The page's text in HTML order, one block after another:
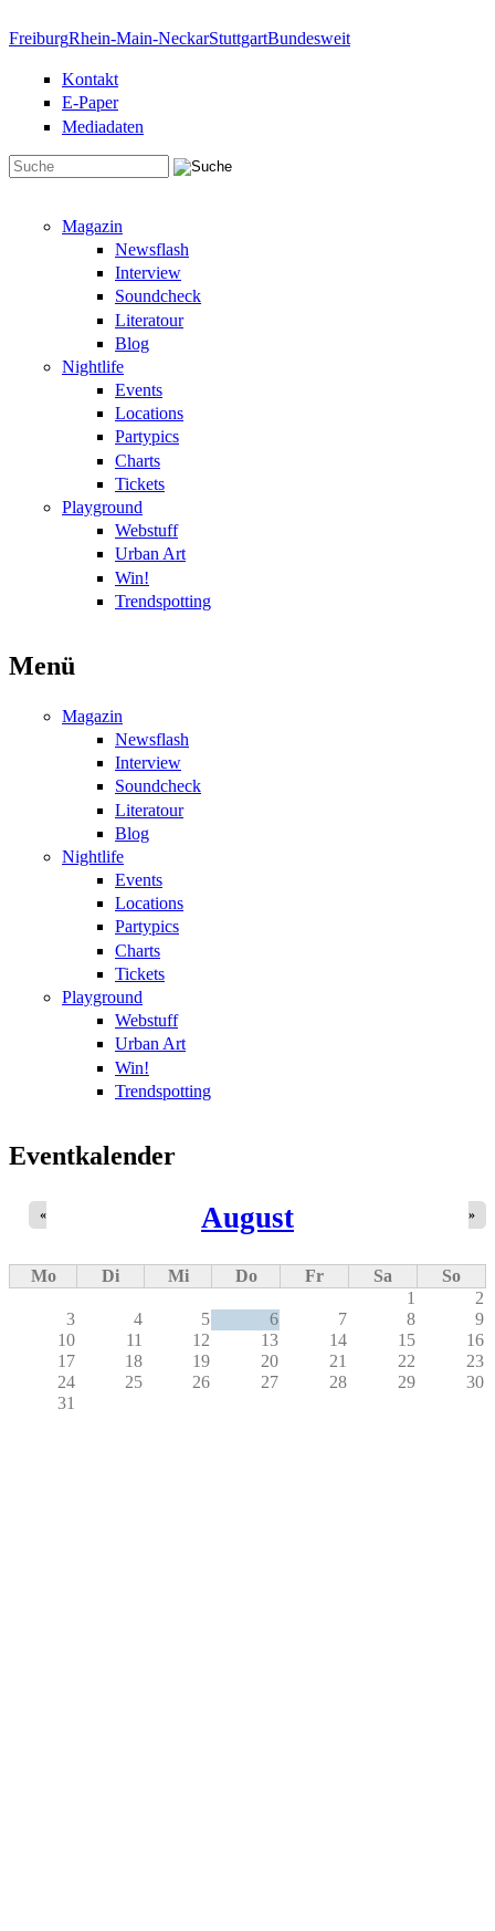
FreiburgRhein-Main-NeckarStuttgartBundesweit
Kontakt
E-Paper
Mediadaten
Magazin
Newsflash
Interview
Soundcheck
Literatour
Blog
Nightlife
Events
Locations
Partypics
Charts
Tickets
Playground
Webstuff
Urban Art
Win!
Trendspotting
Menü
Magazin
Newsflash
Interview
Soundcheck
Literatour
Blog
Nightlife
Events
Locations
Partypics
Charts
Tickets
Playground
Webstuff
Urban Art
Win!
Trendspotting
Eventkalender
August
« »
Mo Di Mi Do Fr Sa
So
1
2
3
4 5 6 7 8
9
10
11 12 13 14 15
16
17
18 19 20 21 22
23
24
25 26 27 28 29
30
31